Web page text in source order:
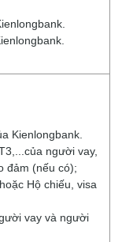
Kienlongbank.
người vay,
đảm (nếu có);
Hộ chiếu, visa
vay và người